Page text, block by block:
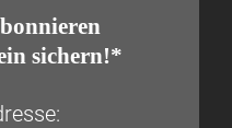
sichern!*